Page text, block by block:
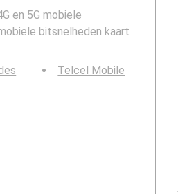
en 5G mobiele
bitsnelheden kaart
Telcel Mobile